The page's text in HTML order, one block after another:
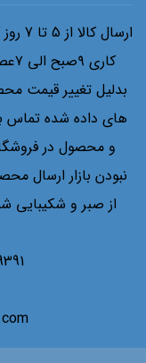
بدلیل تغییر قیمت
های داده شده تماس
و محصول در
از صبر و شکیبایی